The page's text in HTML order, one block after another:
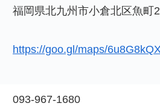
福岡県北九州市小倉北区魚町
https://goo.gl/maps/
093-967-1680